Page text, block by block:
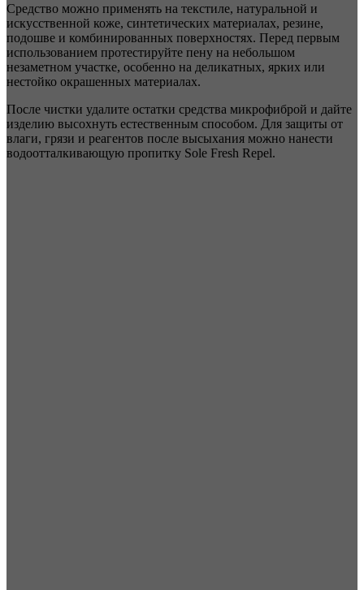
Средство можно применять на текстиле, натуральной и
искусственной коже, синтетических материалах, резине,
подошве и комбинированных поверхностях. Перед первым
использованием протестируйте пену на небольшом
незаметном участке, особенно на деликатных, ярких или
нестойко окрашенных материалах.
После чистки удалите остатки средства микрофиброй и дайте
изделию высохнуть естественным способом. Для защиты от
влаги, грязи и реагентов после высыхания можно нанести
водоотталкивающую пропитку Sole Fresh Repel.